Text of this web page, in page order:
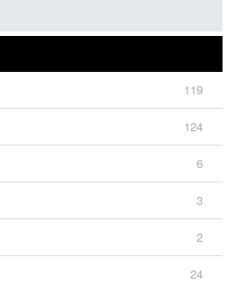
119
124
6
3
2
24